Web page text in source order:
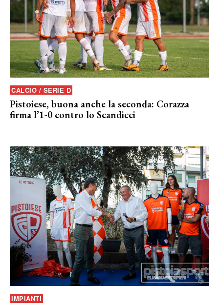
CALCIO / SERIE D
Pistoiese, buona anche la seconda: Corazza
firma l’1-0 contro lo Scandicci
IMPIANTI